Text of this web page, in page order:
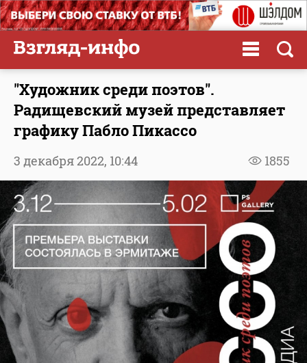
"Художник среди поэтов".
Радищевский музей представляет
графику Пабло Пикассо
1855
3 декабря 2022, 10:44